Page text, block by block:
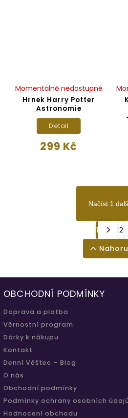
Hrnek Harry Potter
Astronomie
Momentálně nedostupné
299 Kč
Detail
Načíst 1
1
2
Nahoru
OBCHODNÍ PODMÍNKY
Doprava a platba
Věrnostní program
Dárky k nákupu
Kontakt
Denní Věštec – Blog
O nás
Obchodní podmínky
Podmínky ochrany osobních
Hodnocení obchodu